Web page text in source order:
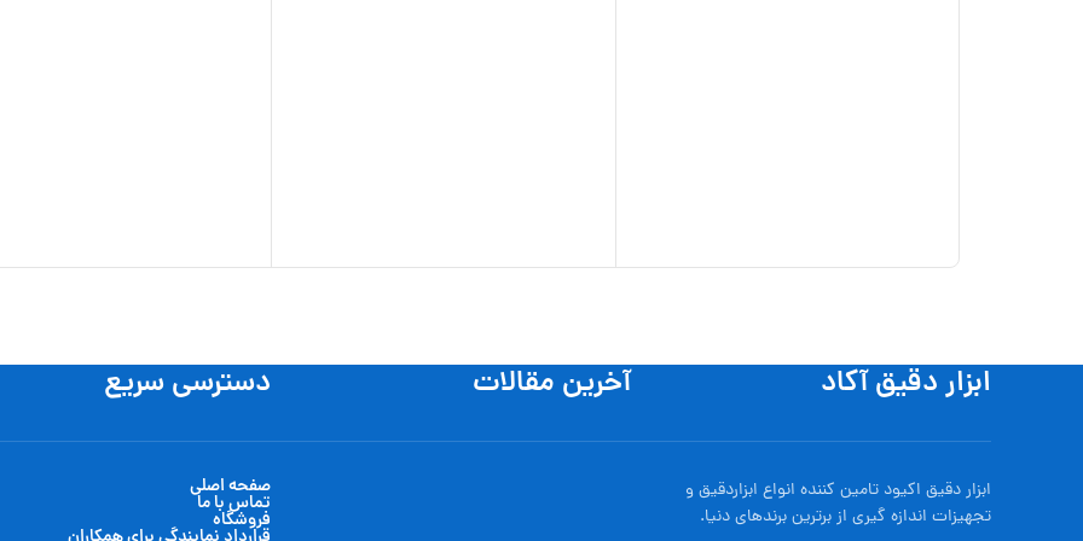
ابزار دقیق آکاد
ابزار دقیق اکیود تامین کننده انواع ابزاردقيق و
تجهيزات اندازه گیری از برترین برندهای دنیا.
آخرین مقالات دسترسی سریع
صفحه اصلی
تماس با ما
فروشگاه